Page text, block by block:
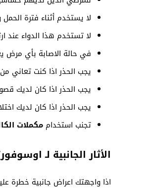
لا يستخدم أثناء فترة
لا تستخدم هذا الدواء عند
في حالة الاصابة بأي مرض
يجب الحذر اذا كنت تعاني
يجب الحذر اذا كان لديك
يجب الحذر اذا كان لديك
تجنب استخدام مكملات
الأثار الجانبية لـ
اذا واجهتك اعراض جانبية خطرة